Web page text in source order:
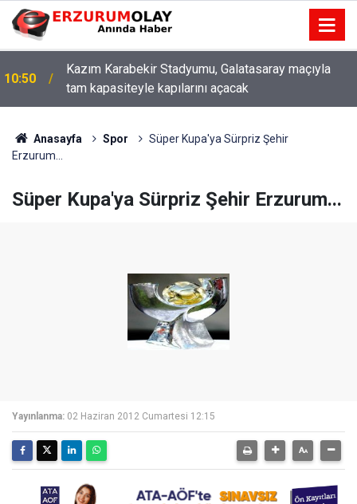
10:50
Kazım Karabekir Stadyumu, Galatasaray maçıyla
tam kapasiteyle kapılarını açacak
Anasayfa Spor
Süper Kupa'ya Sürpriz Şehir
Erzurum...
Süper Kupa'ya Sürpriz Şehir Erzurum...
Yayınlanma: 02 Haziran 2012 Cumartesi 12:15